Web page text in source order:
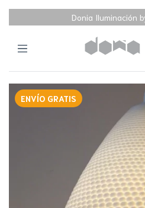
Donia Iluminación
ENVÍO GRATIS